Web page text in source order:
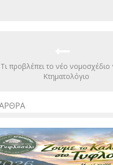
Τι προβλέπει το νέο νομοσχέδιο
Κτηματολόγιο